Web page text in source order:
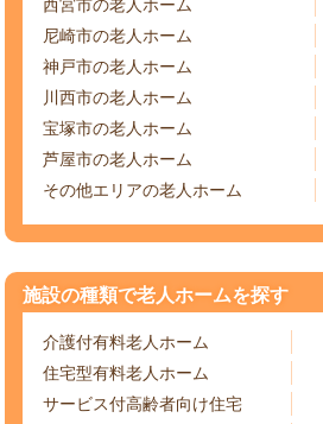
西宮市の老人ホーム
尼崎市の老人ホーム
神戸市の老人ホーム
川西市の老人ホーム
宝塚市の老人ホーム
芦屋市の老人ホーム
その他エリアの老人ホーム
施設の種類で老人ホームを探す
介護付有料老人ホーム
住宅型有料老人ホーム
サービス付高齢者向け住宅